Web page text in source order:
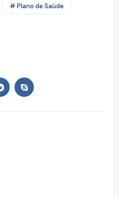
# Plano de Saúde